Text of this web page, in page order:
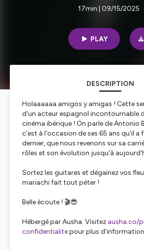
17min | 09/15/2025
PLAY
DESCRIPTION
Holaaaaaa amigos y amigas ! Cette
d'un acteur espagnol incontournable
cinéma ibérique ! On parle de Antonio
c'est à l'occasion de ses 65 ans qu'il a
dernier, que nous revenons sur sa
rôles et son évolution jusqu'à
Sortez les guitares et dégainez vos
mariachi fait tout péter !
Belle écoute ! 🎬😎
Hébergé par Ausha. Visitez ausha.co/
confidentialitepour plus